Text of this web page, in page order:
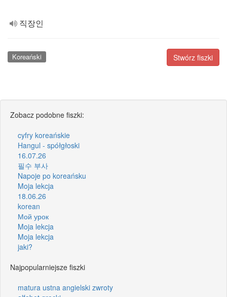
직장인
Stwórz fiszki
Koreański
Zobacz podobne fiszki:
cyfry koreańskie
Hangul - spółgłoski
16.07.26
필수 부사
Napoje po koreańsku
Moja lekcja
18.06.26
korean
Мой урок
Moja lekcja
Moja lekcja
jaki?
Najpopularniejsze fiszki
matura ustna angielski zwroty